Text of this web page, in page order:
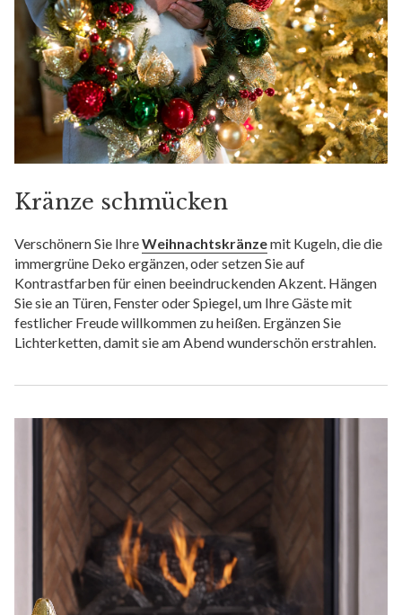
Kränze schmücken
Verschönern Sie IhreWeihnachtskränzemit Kugeln, die die
immergrüne Deko ergänzen, oder setzen Sie auf
Kontrastfarben für einen beeindruckenden Akzent. Hängen
Sie sie an Türen, Fenster oder Spiegel, um Ihre Gäste mit
festlicher Freude willkommen zu heißen. Ergänzen Sie
Lichterketten, damit sie am Abend wunderschön erstrahlen.